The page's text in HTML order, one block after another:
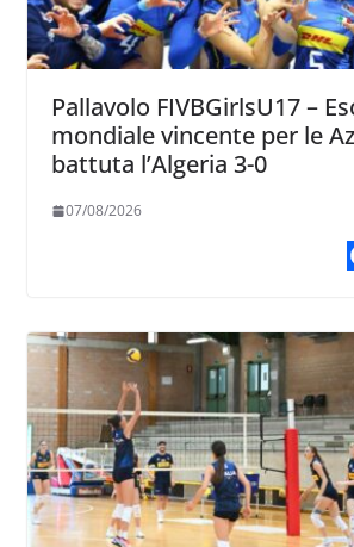
Pallavolo FIVBGirlsU17 –
mondiale vincente per le
battuta l’Algeria 3-0
07/08/2026